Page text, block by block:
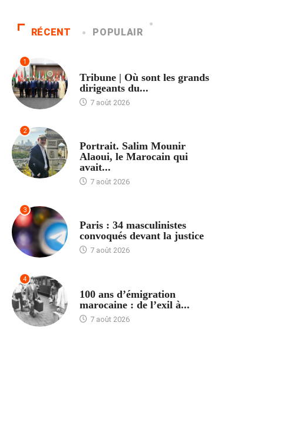
RÉCENT POPULAIR
1
Tribune | Où sont les grands
dirigeants du...
7 août 2026
2
Portrait. Salim Mounir
Alaoui, le Marocain qui
avait...
7 août 2026
3
Paris : 34 masculinistes
convoqués devant la justice
7 août 2026
4
100 ans d’émigration
marocaine : de l’exil à...
7 août 2026